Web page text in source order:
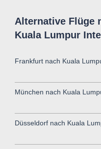
Alternative Flüge
Kuala Lumpur
Frankfurt nach Kuala
München nach Kuala
Düsseldorf nach Kuala